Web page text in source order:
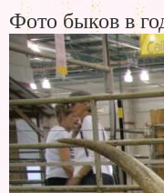
Фото быков в